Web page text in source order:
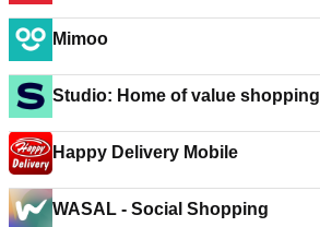
Mimoo
Studio: Home of value shopping
Happy Delivery Mobile
WASAL - Social Shopping